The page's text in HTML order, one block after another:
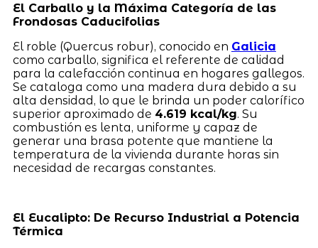
El Carballo y la Máxima Categoría de las
Frondosas Caducifolias
El roble (Quercus robur), conocido en Galicia
como carballo, significa el referente de calidad
para la calefacción continua en hogares gallegos.
Se cataloga como una madera dura debido a su
alta densidad, lo que le brinda un poder calorífico
superior aproximado de 4.619 kcal/kg. Su
combustión es lenta, uniforme y capaz de
generar una brasa potente que mantiene la
temperatura de la vivienda durante horas sin
necesidad de recargas constantes.
El Eucalipto: De Recurso Industrial a Potencia
Térmica